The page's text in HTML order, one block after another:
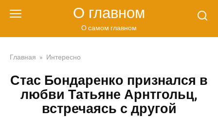
О главном
О самом главном
Главная » Интересно
Стас Бондаренко признался в
любви Татьяне Арнтгольц,
встречаясь с другой